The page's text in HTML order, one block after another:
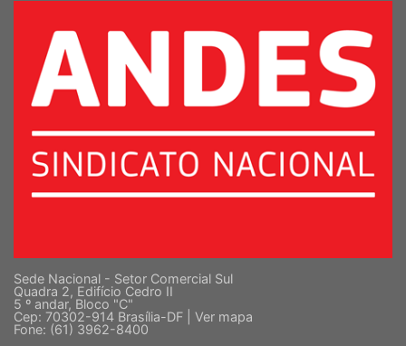
Sede Nacional - Setor Comercial Sul
Quadra 2, Edifício Cedro II
5 º andar, Bloco "C"
Cep: 70302-914 Brasília-DF | Ver mapa
Fone: (61) 3962-8400